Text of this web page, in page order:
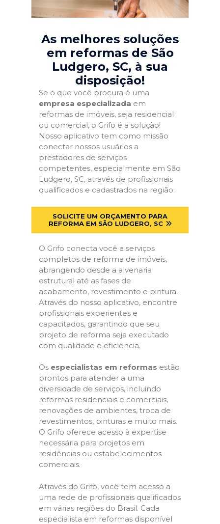
As melhores soluções
em reformas de São
Ludgero, SC, à sua
disposição!
Se o que você procura é uma
empresa especializada em
reformas de imóveis, seja residencial
ou comercial, o Grifo é a solução!
Nosso aplicativo tem como missão
conectar nossos usuários a
prestadores de serviços
competentes, especialmente em São
Ludgero, SC, através de profissionais
qualificados e cadastrados na região.
SOLICITE UM ORÇAMENTO PARA
REFORMA EM SÃO LUDGERO, SC
O Grifo conecta você a serviços
completos de reforma de imóveis,
abrangendo desde a alvenaria
estrutural até as fases de
acabamento, revestimento e pintura.
Através do nosso aplicativo, encontre
profissionais experientes e
capacitados, garantindo que seu
projeto de reforma seja executado
com qualidade e eficiência.
Os especialistas em reformas estão
prontos para atender a uma
diversidade de serviços, incluindo
reformas residenciais e comerciais,
renovações de ambientes, troca de
revestimentos, pinturas e muito mais.
O Grifo oferece acesso à expertise
necessária para projetos em
residências ou estabelecimentos
comerciais.
Através do Grifo, você tem acesso a
uma rede de profissionais qualificados
em várias regiões do Brasil. Cada
especialista em reformas disponível